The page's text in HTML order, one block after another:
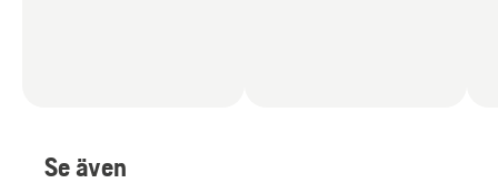
Se även